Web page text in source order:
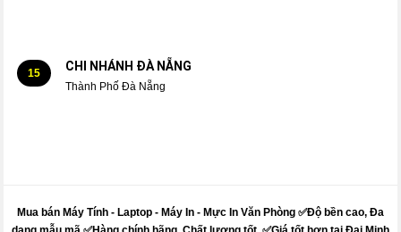
15 CHI NHÁNH ĐÀ NẴNG
Thành Phố Đà Nẵng
Mua bán Máy Tính - Laptop - Máy In - Mực In Văn Phòng ✅Độ bền cao, Đa